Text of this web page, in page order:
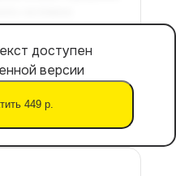
доступен
версии
449 р.